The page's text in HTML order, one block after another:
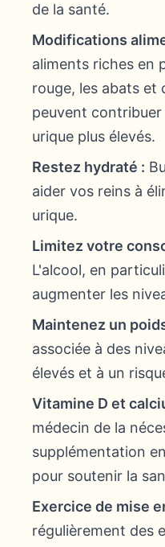
de la santé.
Modifications
aliments riches en
rouge, les abats et
peuvent
urique plus élevés.
Restez hydraté :
aider vos reins à
urique.
Limitez votre
L'alcool, en
augmenter les
Maintenez un
associée à des
élevés et à un
Vitamine D et
médecin de la
supplémentation
pour soutenir la
Exercice de mise
régulièrement des